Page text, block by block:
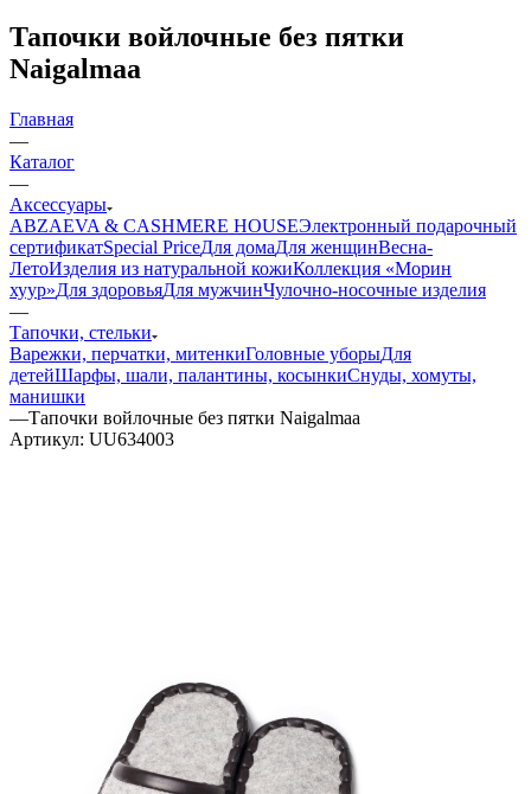
Тапочки войлочные без пятки
Naigalmaa
Главная
—
Каталог
—
Аксессуары
ABZAEVA & CASHMERE HOUSEЭлектронный подарочный
сертификатSpecial PriceДля домаДля женщинВесна-
ЛетоИзделия из натуральной кожиКоллекция «Морин
хуур»Для здоровьяДля мужчинЧулочно-носочные изделия
—
Тапочки, стельки
Варежки, перчатки, митенкиГоловные уборыДля
детейШарфы, шали, палантины, косынкиСнуды, хомуты,
манишки
—Тапочки войлочные без пятки Naigalmaa
Артикул: UU634003